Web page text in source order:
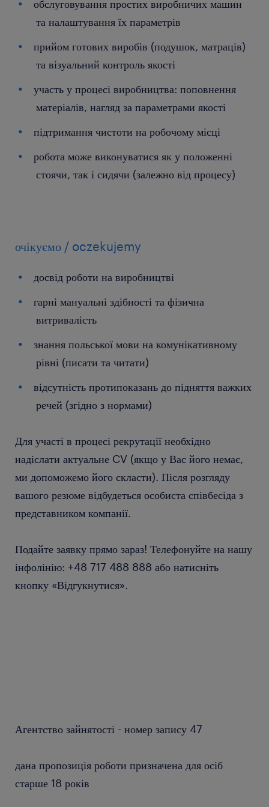
обслуговування простих виробничих машин
та налаштування їх параметрів
прийом готових виробів (подушок, матраців)
та візуальний контроль якості
участь у процесі виробництва: поповнення
матеріалів, нагляд за параметрами якості
підтримання чистоти на робочому місці
робота може виконуватися як у положенні
стоячи, так і сидячи (залежно від процесу)
очікуємо / oczekujemy
досвід роботи на виробництві
гарні мануальні здібності та фізична
витривалість
знання польської мови на комунікативному
рівні (писати та читати)
відсутність протипоказань до підняття важких
речей (згідно з нормами)
Для участі в процесі рекрутації необхідно
надіслати актуальне CV (якщо у Вас його немає,
ми допоможемо його скласти). Після розгляду
вашого резюме відбудеться особиста співбесіда з
представником компанії.
Подайте заявку прямо зараз! Телефонуйте на нашу
інфолінію: +48 717 488 888 або натисніть
кнопку «Відгукнутися».
Агентство зайнятості - номер запису 47
дана пропозиція роботи призначена для осіб
старше 18 років